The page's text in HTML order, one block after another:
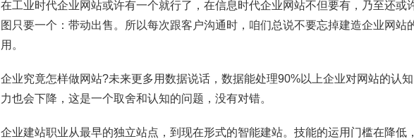
在工业时代企业网站或许有一个就行了，在信息时代企业网站不但要有，乃至还或
图只要一个：带动出售。所以每次跟客户沟通时，咱们总说不要忘掉建造企业网站
用。
企业究竟怎样做网站?未来更多用数据说话，数据能处理90%以上企业对网站的认
力也会下降，这是一个取舍和认知的问题，没有对错。
企业建站职业从最早的独立站点，到现在形式的智能建站。技能的运用门槛在降低